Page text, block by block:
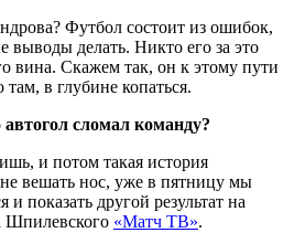
Футбол состоит из ошибок,
выводы делать. Никто его за это
вина. Скажем так, он к этому пути
в глубине копаться.
сломал команду?
и потом такая история
вешать нос, уже в пятницу мы
показать другой результат на
Шпилевского «Матч ТВ».